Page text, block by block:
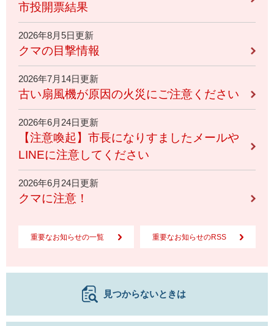
市投開票結果
2026年8月5日更新
クマの目撃情報
2026年7月14日更新
古い扇風機が原因の火災にご注意ください
2026年6月24日更新
【注意喚起】市長になりすましたメールや
LINEに注意してください
2026年6月24日更新
クマに注意！
重要なお知らせの一覧 重要なお知らせのRSS
見つからないときは